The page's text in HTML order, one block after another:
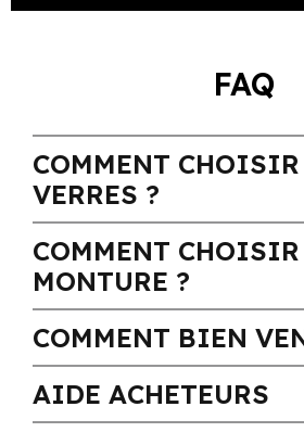
FAQ
COMMENT CHOISIR
VERRES ?
COMMENT
MONTURE ?
COMMENT BIEN
AIDE ACHETEURS